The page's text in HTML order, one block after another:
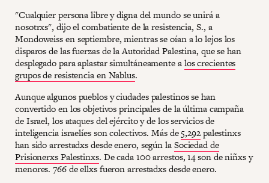
"Cualquier persona libre y digna del mundo se unirá a
nosotrxs", dijo el combatiente de la resistencia, S., a
Mondoweiss en septiembre, mientras se oían a lo lejos los
disparos de las fuerzas de la Autoridad Palestina, que se han
desplegado para aplastar simultáneamente alos crecientes
grupos de resistencia en Nablus.
Aunque algunos pueblos y ciudades palestinos se han
convertido en los objetivos principales de la última campaña
de Israel, los ataques del ejército y de los servicios de
inteligencia israelíes son colectivos. Más de5,292palestinxs
han sido arrestadxs desde enero, según laSociedad de
Prisionerxs Palestinxs. De cada 100 arrestos, 14 son de niñxs y
menores. 766 de ellxs fueron arrestadxs desde enero.